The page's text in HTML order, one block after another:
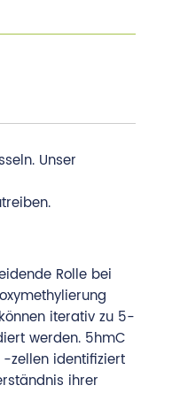
Unser
Rolle bei
iterativ zu 5-
werden. 5hmC
zellen identifiziert
ihrer